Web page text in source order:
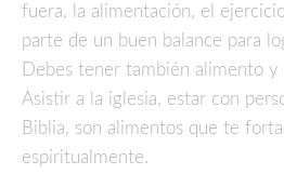
fuera, la alimentación, el
parte de un buen balance para
Debes tener también alimento
Asistir a la iglesia, estar con
Biblia, son alimentos que te
espiritualmente.